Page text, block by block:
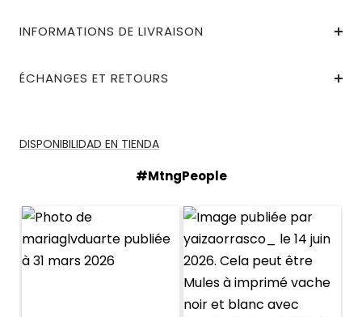
INFORMATIONS DE LIVRAISON
ÉCHANGES ET RETOURS
DISPONIBILIDAD EN TIENDA
#MtngPeople